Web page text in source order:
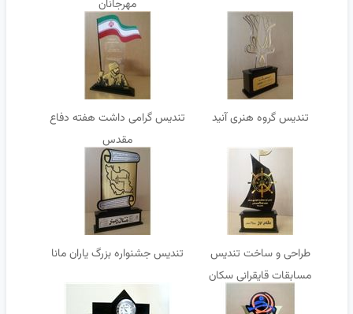
مهرجانان
تندیس گروه هنری آنید
تندیس گرامی داشت هفته دفاع
مقدس
طراحی و ساخت تندیس
مسابقات قایقرانی سکان
تندیس جشنواره بزرگ یاران مانا